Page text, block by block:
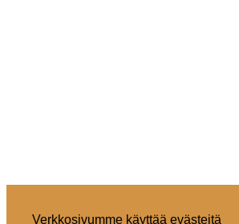
Verkkosivumme käyttää evästeitä